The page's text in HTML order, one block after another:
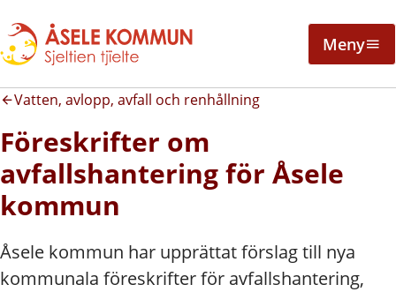
Meny
Vatten, avlopp, avfall och renhållning
Föreskrifter om
avfallshantering för Åsele
kommun
Åsele kommun har upprättat förslag till nya
kommunala föreskrifter för avfallshantering,